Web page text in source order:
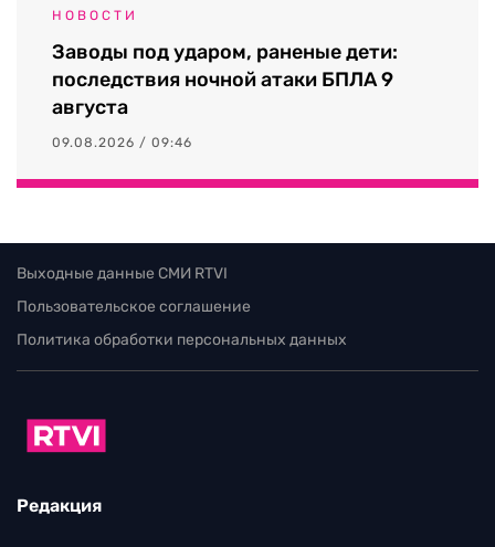
НОВОСТИ
Заводы под ударом, раненые дети:
последствия ночной атаки БПЛА 9
августа
09.08.2026 / 09:46
Выходные данные СМИ RTVI
Пользовательское соглашение
Политика обработки персональных данных
Редакция